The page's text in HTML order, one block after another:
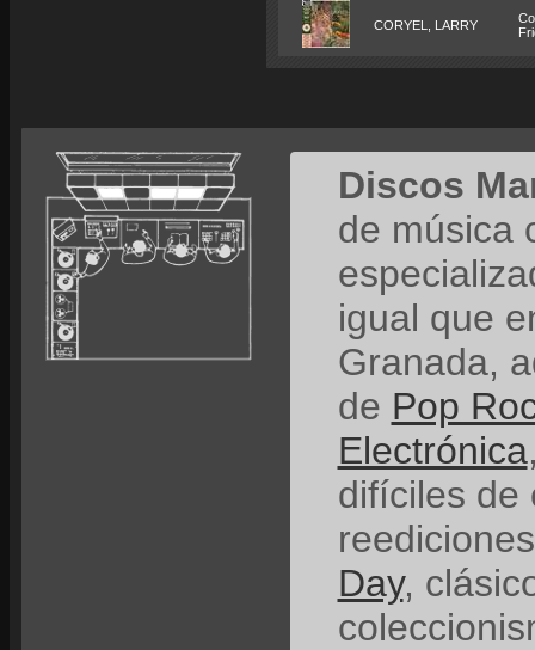
CORYEL, LARRY
Discos
de música
igual que
Granada,
de Pop
Electrónica
difíciles de
Day,